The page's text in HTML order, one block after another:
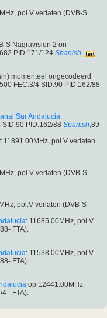
pol.V verlaten (DVB-S
S Nagravision 2 on
PID:171/124 Spanish.
momenteel ongecodeerd
FEC:3/4 SID:90 PID:162/88
Sur Andalucia:
PID:162/88 Spanish,89
11891.00MHz, pol.V verlaten
pol.V verlaten (DVB-S
pol.V verlaten (DVB-S
: 11685.00MHz, pol.V
FTA).
: 11538.00MHz, pol.V
FTA).
op 12441.00MHz,
- FTA).